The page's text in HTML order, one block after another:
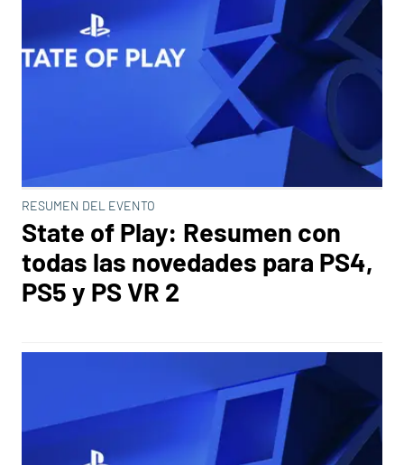
RESUMEN DEL EVENTO
State of Play: Resumen con
todas las novedades para PS4,
PS5 y PS VR 2